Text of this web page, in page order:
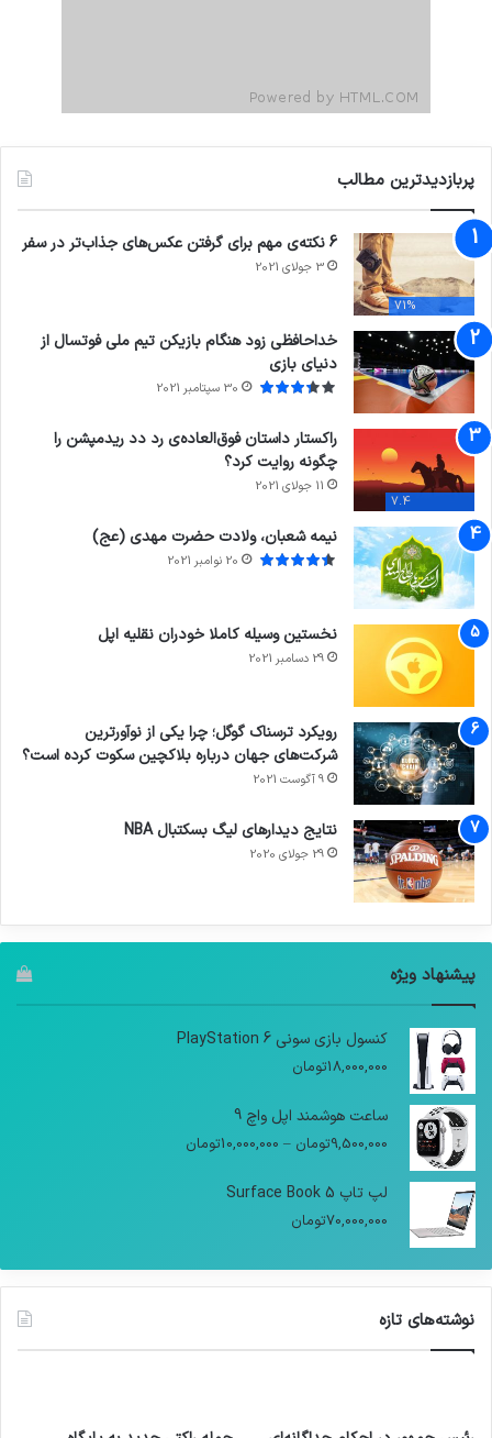
پربازدیدترین مطالب
71%
6 نکته‌ی مهم برای گرفتن عکس‌های جذاب‌تر در سفر
3 جولای 2021
خداحافظی زود هنگام بازیکن تیم ملی فوتسال از
دنیای بازی
30 سپتامبر 2021
7.4
راکستار داستان فوق‌العاده‌ی رد دد ریدمپشن را
چگونه روایت کرد؟
11 جولای 2021
نیمه شعبان، ولادت حضرت مهدی (عج)
20 نوامبر 2021
نخستین وسیله کاملا خودران نقلیه اپل
29 دسامبر 2021
رویکرد ترسناک گوگل؛ چرا یکی از نوآورترین
شرکت‌های جهان درباره بلاکچین سکوت کرده است؟
9 آگوست 2021
نتایج دیدار‌های لیگ بسکتبال NBA
29 جولای 2020
پیشنهاد ویژه
کنسول بازی سونی PlayStation 6
18,000,000تومان
ساعت هوشمند اپل واچ 9
9,500,000تومان –
10,000,000تومان
لپ تاپ Surface Book 5
70,000,000تومان
نوشته‌های تازه